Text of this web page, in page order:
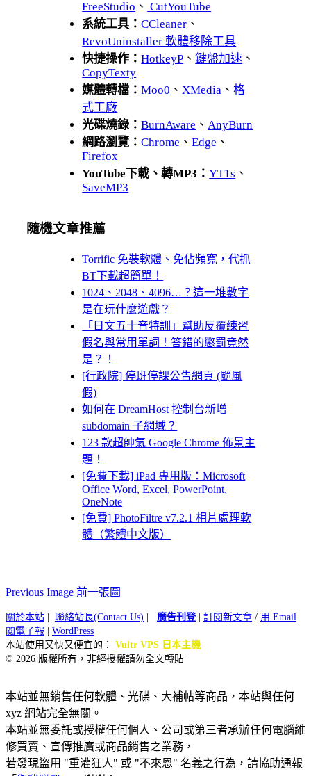
FreeStudio 、 CutYouTube
系統工具：CCleaner 、
RevoUninstaller 軟體移除工具
快捷操作：HotkeyP 、鍵盤加速 、
CopyTexty
媒體轉檔：Moo0 、 XMedia 、格
式工廠
光碟燒錄：BurnAware 、 AnyBurn
網路瀏覽：Chrome 、Edge 、
Firefox
YouTube下載、轉MP3：YT1s 、
SaveMP3
隨機文章推薦
Torrific 免裝軟體、免佔頻寬，代抓
BT下載超簡單！
1024、2048、4096…？這一堆數字
是在玩什麼遊戲？
「日文五十音特訓」幫助反覆練習
假名與常用單詞！答錯的懲罰竟然
是？！
[行政院] 停班停課公告網頁 (颱風
假)
如何在 DreamHost 控制台新增
subdomain 子網域？
123 款超帥氣 Google Chrome 佈景主
題！
[免費下載] iPad 專用版：Microsoft
Office Word, Excel, PowerPoint,
OneNote
[免費] PhotoFiltre v7.2.1 相片處理軟
體（繁體中文版）
Previous Image 前一張圖
關於本站 聯絡站長(Contact Us) 廣告刊登| 訂閱新文章 / 用 Email
閱電子報
WordPress
本站使用又快又便宜的： Vultr VPS 日本主機
© 2026 版權所有，非經授權請勿全文轉貼
本站並無銷售任何軟體、光碟、大補帖等商品，本站與任何
xyz 網站完全無關。
本站並無委託或授權任何個人、公司或第三者承辦任何電腦維
修買賣、宣傳推廣或商品銷售之業務，
若發現盜用 "重灌狂人" 或 "不來恩" 名義之行為，請協助通報